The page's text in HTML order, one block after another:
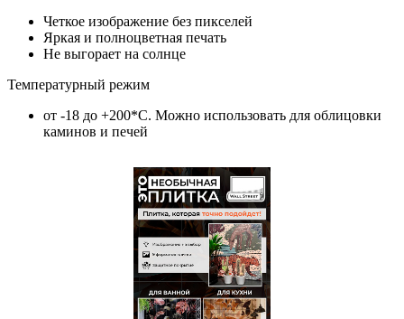
Четкое изображение без пикселей
Яркая и полноцветная печать
Не выгорает на солнце
Температурный режим
от -18 до +200*C. Можно использовать для облицовки
каминов и печей